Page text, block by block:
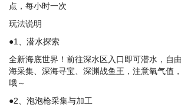
点，每小时一次
玩法说明
●1、潜水探索
全新海底世界！前往深水区入口即可潜水，自
海采集、深海寻宝、深渊战鱼王，注意氧气值
哦～
●2、泡泡枪采集与加工